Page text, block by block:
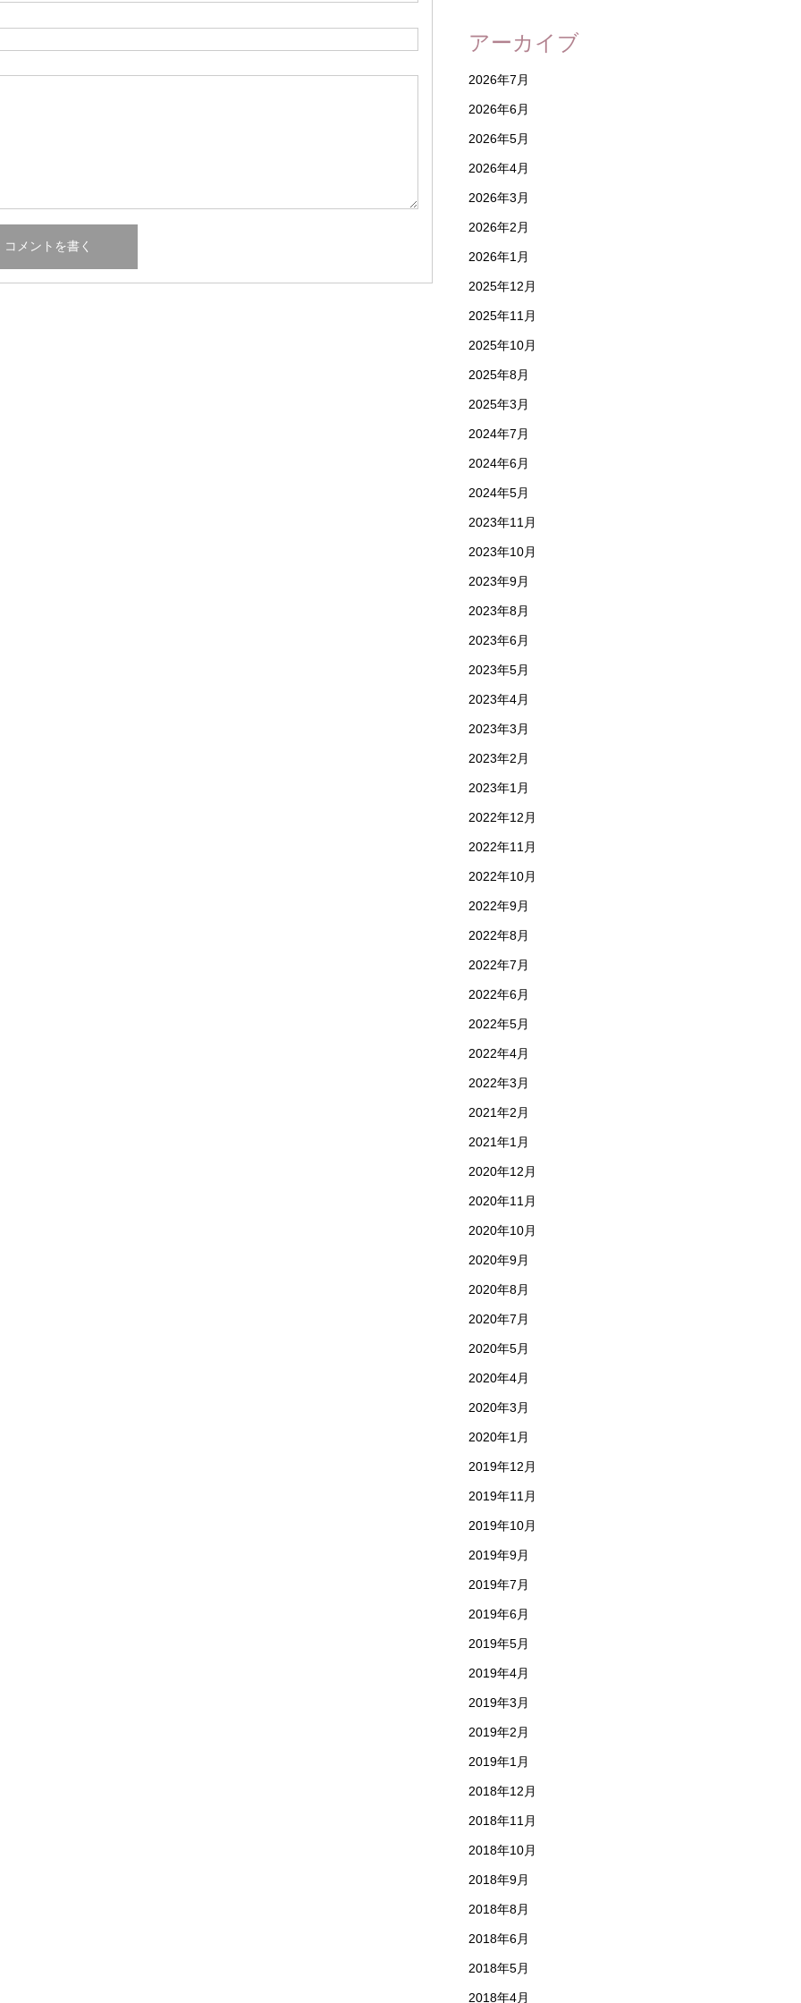
アーカイブ
2026年7月
2026年6月
2026年5月
2026年4月
2026年3月
2026年2月
2026年1月
2025年12月
2025年11月
2025年10月
2025年8月
2025年3月
2024年7月
2024年6月
2024年5月
2023年11月
2023年10月
2023年9月
2023年8月
2023年6月
2023年5月
2023年4月
2023年3月
2023年2月
2023年1月
2022年12月
2022年11月
2022年10月
2022年9月
2022年8月
2022年7月
2022年6月
2022年5月
2022年4月
2022年3月
2021年2月
2021年1月
2020年12月
2020年11月
2020年10月
2020年9月
2020年8月
2020年7月
2020年5月
2020年4月
2020年3月
2020年1月
2019年12月
2019年11月
2019年10月
2019年9月
2019年7月
2019年6月
2019年5月
2019年4月
2019年3月
2019年2月
2019年1月
2018年12月
2018年11月
2018年10月
2018年9月
2018年8月
2018年6月
2018年5月
2018年4月